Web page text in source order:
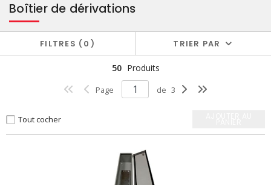
Boîtier de dérivations
FILTRES 0 TRIER PAR
50 Produits
Page de 3
Tout cocher